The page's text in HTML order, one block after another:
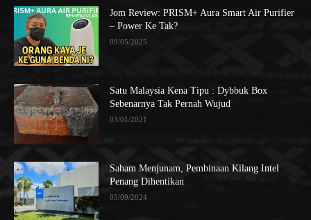
Jom Review: PRISM+ Aura Smart Air Purifier
– Power Ke Tak?
09/05/2025
Satu Malaysia Kena Tipu : Dybbuk Box
Sebenarnya Tak Pernah Wujud
03/01/2021
Saham Menjunam, Pembinaan Kilang Intel
Penang Dihentikan
05/09/2024